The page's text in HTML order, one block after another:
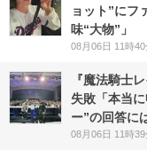
ョット”にフ
味“大物”」
08月06日 11時40
『魔法騎士
失敗「本当
ー”の回答に
08月06日 11時39